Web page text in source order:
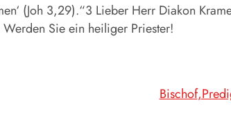
(Joh 3,29).“3 Lieber Herr Diakon
Sie ein heiliger Priester!
Bischof